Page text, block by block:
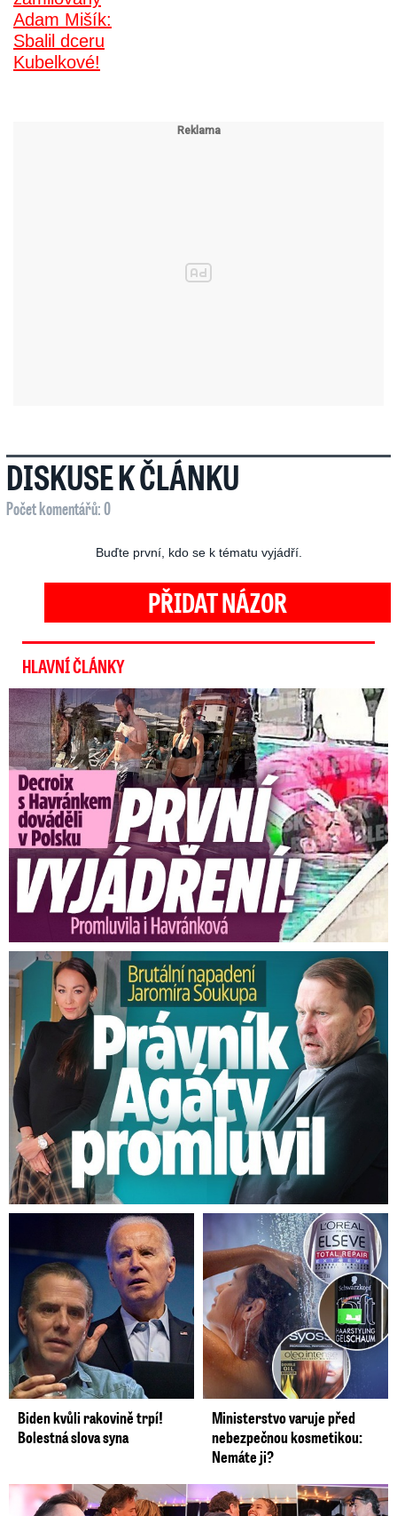
DISKUSE K ČLÁNKU
Počet komentářů: 0
Buďte první, kdo se k tématu vyjádří.
PŘIDAT NÁZOR
HLAVNÍ ČLÁNKY
Exministryně s Havránkem dováděli v Polsku: První slova!
Brutální napadení Soukupa. Právník Agáty promluvil
Biden kvůli rakovině trpí!
Bolestná slova syna
Ministerstvo varuje před
nebezpečnou kosmetikou:
Nemáte ji?
Koncert Ztraceného na Letné: Jágr přišel s Dominikou, ale...